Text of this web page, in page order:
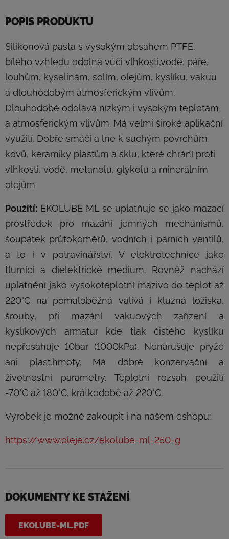
POPIS PRODUKTU
Silikonová pasta s vysokým obsahem PTFE,
bílého vzhledu odolná vůči vlhkosti,vodě, páře,
louhům, kyselinám, solím, olejům, kyslíku, vakuu
a dlouhodobým atmosferickým vlivům.
Dlouhodobě odolává nízkým i vysokým teplotám
a atmosferickým vlivům. Má velmi široké aplikační
využití. Dobře smáčí a lne k suchým povrchům
kovů, keramiky plastům a sklu, které chrání proti
vlhkosti, vodě, metanolu, glykolu a minerálním
olejům
Použití: EKOLUBE ML se uplatňuje se jako mazací
prostředek pro mazání jemných mechanismů,
šoupátek průtokoměrů, vodních i parních ventilů,
a to i v potravinářství. V elektrotechnice jako
tlumící a dielektrické medium. Rovněž nachází
uplatnění jako vysokoteplotní mazivo do teplot až
220°C na pomaloběžná valivá i kluzná ložiska,
šrouby, při mazání vakuových zařízení a
kyslíkových armatur kde tlak čistého kyslíku
nepřesahuje 10bar (1000kPa). Nenarušuje pryže
ani plast.hmoty. Má dobré konzervační a
životnostní parametry. Teplotní rozsah použití
-70°C až 180°C, krátkodobě až 220°C.
Výrobek je možné zakoupit i na našem eshopu:
https://www.oleje.cz/ekolube-ml-250-g
DOKUMENTY KE STAŽENÍ
EKOLUBE-ML.PDF